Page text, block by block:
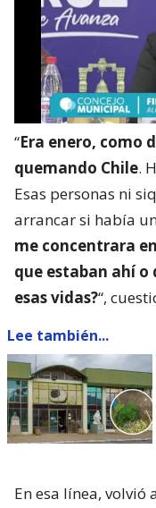
“Era enero, como
quemando Chile.
Esas personas ni
arrancar si había
me concentrara
que estaban ahí
esas vidas?“,
Lee también...
En esa línea,